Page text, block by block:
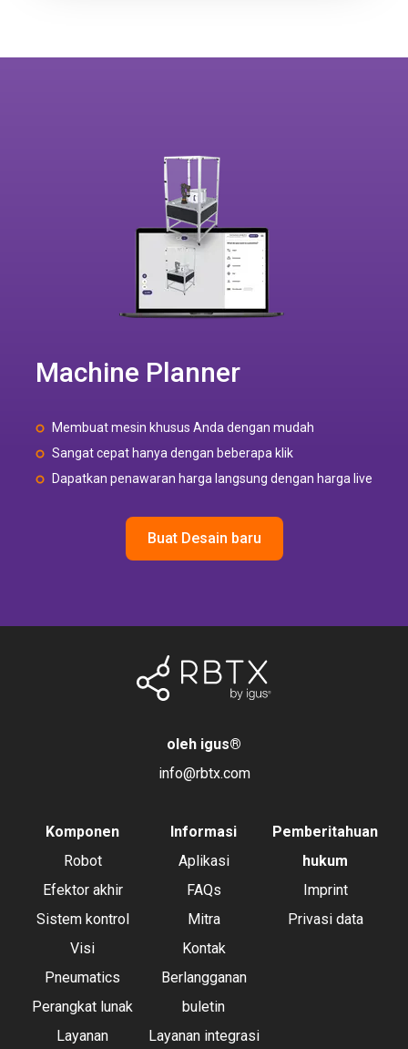
Machine Planner
Membuat mesin khusus Anda dengan mudah
Sangat cepat hanya dengan beberapa klik
Dapatkan penawaran harga langsung dengan harga live
Buat Desain baru
oleh igus®
info@rbtx.com
Komponen
Robot
Efektor akhir
Sistem kontrol
Visi
Pneumatics
Perangkat lunak
Layanan
Informasi
Aplikasi
FAQs
Mitra
Kontak
Berlangganan
buletin
Layanan integrasi
Pemberitahuan
hukum
Imprint
Privasi data